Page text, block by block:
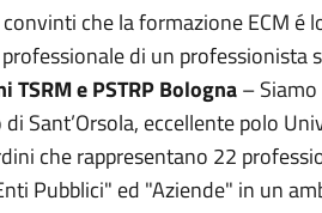
che la formazione ECM é
di un professionista
e PSTRP Bologna–
Sant’Orsola, eccellente polo
che rappresentano 22
Pubblici" ed "Aziende" in un